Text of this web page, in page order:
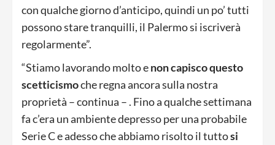
con qualche giorno d’anticipo, quindi un po’ tutti
possono stare tranquilli, il Palermo si iscriverà
regolarmente”.
“Stiamo lavorando molto enon capisco questo
scetticismoche regna ancora sulla nostra
proprietà – continua – . Fino a qualche settimana
fa c’era un ambiente depresso per una probabile
Serie C e adesso che abbiamo risolto il tuttosi